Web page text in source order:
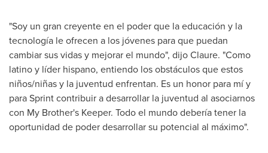
"Soy un gran creyente en el poder que la educación y la
tecnología le ofrecen a los jóvenes para que puedan
cambiar sus vidas y mejorar el mundo", dijo Claure. "Como
latino y líder hispano, entiendo los obstáculos que estos
niños/niñas y la juventud enfrentan. Es un honor para mí y
para Sprint contribuir a desarrollar la juventud al asociarnos
con My Brother's Keeper. Todo el mundo debería tener la
oportunidad de poder desarrollar su potencial al máximo".